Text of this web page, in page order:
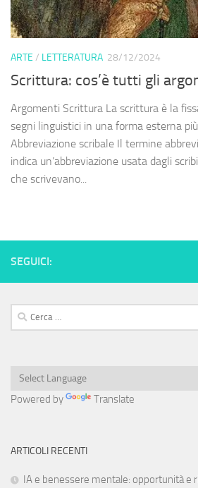
ARTE / LETTERATURA 28/12/2024
Scrittura: cos’è tutti gli
Argomenti Scrittura La scrittura è la
segni linguistici in una forma esterna
Abbreviazione scribale Il termine
indica un’abbreviazione usata dagli
che scrivevano...
SEGUICI:
Ricerca
per:
Powered by Translate
ARTICOLI RECENTI
IA e benessere mentale: opportunità e